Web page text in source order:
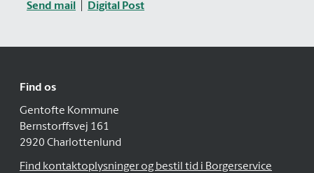
Send mail Digital Post
Find os
Gentofte Kommune
Bernstorffsvej 161
2920 Charlottenlund
Find kontaktoplysninger og bestil tid i Borgerservice